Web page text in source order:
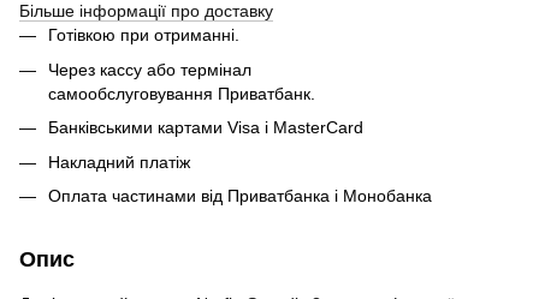
Більше інформації про доставку
Готівкою при отриманні.
Через кассу або термінал
самообслуговування Приватбанк.
Банківськими картами Visa і MasterCard
Накладний платіж
Оплата частинами від Приватбанка і Монобанка
Опис